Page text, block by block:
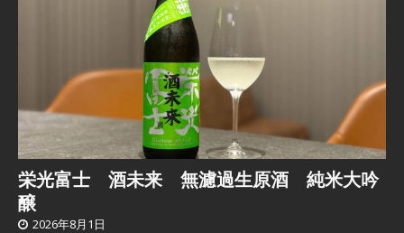
栄光富士 酒未来 無濾過生原酒 純米大吟
醸
2026年8月1日